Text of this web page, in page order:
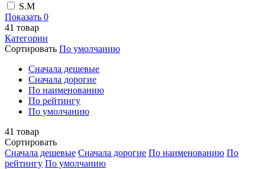
S.M
Показать 0
41 товар
Категории
Сортировать По умолчанию
Cначала дешевые
Cначала дорогие
По наименованию
По рейтингу
По умолчанию
41 товар
Сортировать
Cначала дешевые Cначала дорогие По наименованию По
рейтингу По умолчанию